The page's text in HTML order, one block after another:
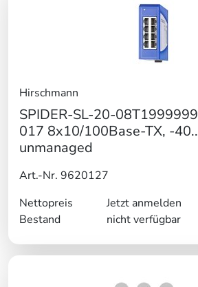
Hirschmann
SPIDER-SL-20-
017 8x10/100Base-TX, -
unmanaged
Art.-Nr. 9620127
Nettopreis
Jetzt anmelden
Bestand
nicht verfügbar